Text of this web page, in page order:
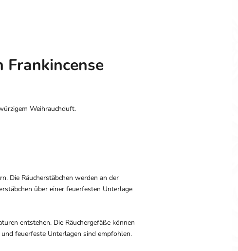
Frankincense
Weihrauchduft.
Die Räucherstäbchen werden an der
über einer feuerfesten Unterlage
entstehen. Die Räuchergefäße können
feuerfeste Unterlagen sind empfohlen.